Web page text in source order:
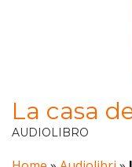
La casa
AUDIOLIBRO